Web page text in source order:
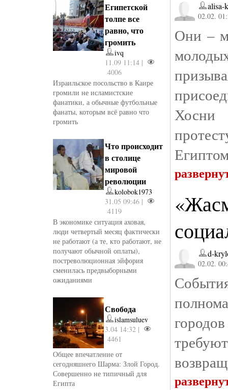
Египетской
толпе все
равно, что
громить
ivq
11.09 11:14 |
4006
Израильское посольство в Каире
громили не исламистские
фанатики, а обычные футбольные
фанаты, которым всё равно что
громить
Что происходит
в столице
мировой
революции
kolobok1973
31.05 09:46 |
4119
В экономике ситуация аховая,
люди четвертый месяц фактически
не работают (а те, кто работают, не
получают обычной оплаты),
постреволюционная эйфория
сменилась предвыборными
ожиданиями
Свобода
islamsuluev
3.04 14:32 |
4461
Общее впечатление от
сегодняшнего Шарма: Злой Город.
Совершенно не типичный для
Египта
alisa-
02.02.
Они –
Хосни
d-
02.02.